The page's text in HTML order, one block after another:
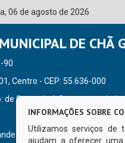
, 06 de agosto de 2026
DE CHÃ
90
Centro - CEP: 55.636-000
de Segunda à Sexta, a partir
INFORMAÇÕES SOBRE
Utilizamos serviços de
ajudam a oferecer